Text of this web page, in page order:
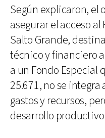
Según explicaron, el
asegurar el acceso
Salto Grande,
técnico y financiero
a un Fondo Especial
25.671, no se
gastos y recursos,
desarrollo